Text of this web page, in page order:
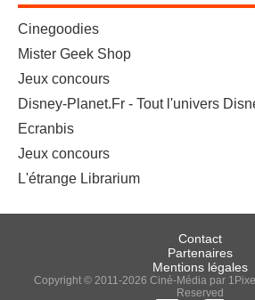
Cinegoodies
Mister Geek Shop
Jeux concours
Disney-Planet.Fr - Tout l'univers
Ecranbis
Jeux concours
L'étrange Librarium
Contact
Partenaires
Mentions légales
Copyright © 2011-2026 Ciné-Média par
Reserved